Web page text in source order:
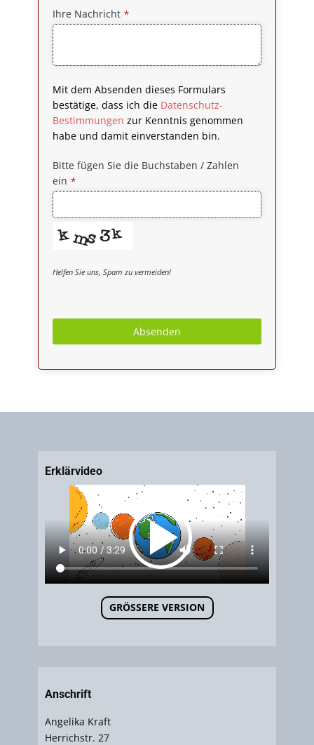
Ihre Nachricht *
Mit dem Absenden dieses Formulars
bestätige, dass ich die Datenschutz-
Bestimmungen zur Kenntnis genommen
habe und damit einverstanden bin.
Bitte fügen Sie die Buchstaben / Zahlen
ein *
Helfen Sie uns, Spam zu vermeiden!
Absenden
Hyperlink
Erklärvideo
GRÖSSERE VERSION
Anschrift
Angelika Kraft
Herrichstr. 27